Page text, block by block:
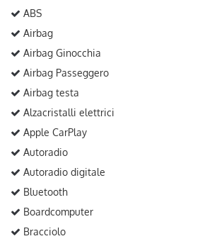
ABS
Airbag
Airbag Ginocchia
Airbag Passeggero
Airbag testa
Alzacristalli elettrici
Apple CarPlay
Autoradio
Autoradio digitale
Bluetooth
Boardcomputer
Bracciolo